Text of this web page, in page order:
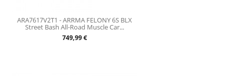
ARA7617V2T1 - ARRMA FELONY 6S BLX
Street Bash All-Road Muscle Car...
Prix
749,99 €